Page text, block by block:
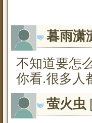
暮雨潇
不知道要怎
你看.很多人
萤火虫